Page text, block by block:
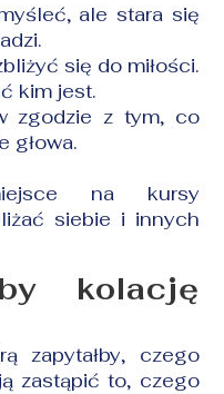
ale stara się
się do miłości.
kim jest.
zgodzie z tym, co
głowa.
na kursy
siebie i innych
kolację
zapytałby, czego
zastąpić to, czego